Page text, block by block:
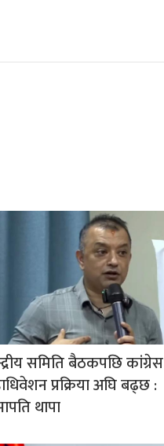
समिति बैठकपछि कांग्रेस
प्रक्रिया अघि बढ्छ :
थापा